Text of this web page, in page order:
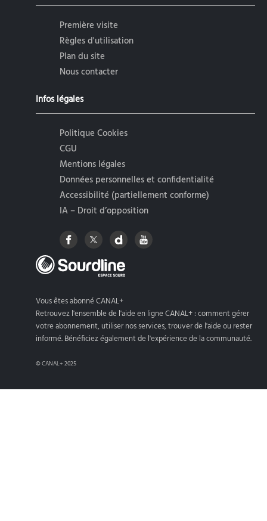
Première visite
Règles d'utilisation
Plan du site
Nous contacter
Infos légales
Politique Cookies
CGU
Mentions légales
Données personnelles et confidentialité
Accessibilité (partiellement conforme)
IA – Droit d’opposition
Vous êtes abonné CANAL+
Retrouvez l'ensemble de l'aide en ligne CANAL+ : comment gérer
votre abonnement, utiliser nos services, trouver de l'aide ou rester
informé. Bénéficiez également de l'expérience de la communauté.
© CANAL+ 2025